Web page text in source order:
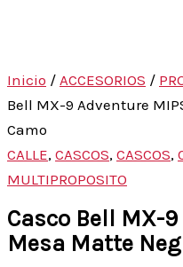
Inicio / ACCESORIOS /
Bell MX-9 Adventure
Camo
CALLE, CASCOS, CASCOS,
MULTIPROPOSITO
Casco Bell MX-
Mesa Matte